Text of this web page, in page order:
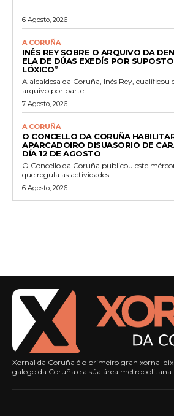
6 Agosto, 2026
A CORUÑA
INÉS REY SOBRE O ARQUIVO DA
ELA DE DÚAS EXEDÍS POR
LÓXICO”
A alcaldesa da Coruña, Inés Rey, cualificou
arquivo por parte...
7 Agosto, 2026
A CORUÑA
O CONCELLO DA CORUÑA
APARCADOIRO DISUASORIO DE
DÍA 12 DE AGOSTO
O Concello da Coruña publicou este
que regula as actividades...
6 Agosto, 2026
Xornal da Coruña é o primeiro gran xornal
galego da Coruña e a súa área metropolitana